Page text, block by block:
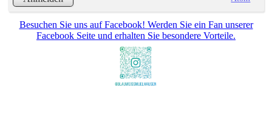
Besuchen Sie uns auf Facebook! Werden Sie ein Fan unserer
Facebook Seite und erhalten Sie besondere Vorteile.